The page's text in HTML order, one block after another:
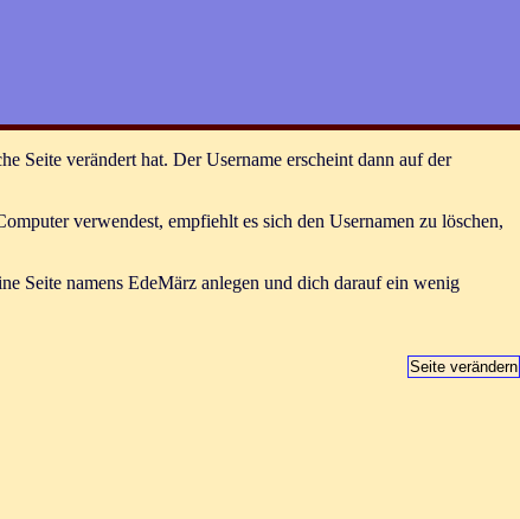
Seite verändert hat. Der Username erscheint dann auf der
verwendest, empfiehlt es sich den Usernamen zu löschen,
Seite namens EdeMärz anlegen und dich darauf ein wenig